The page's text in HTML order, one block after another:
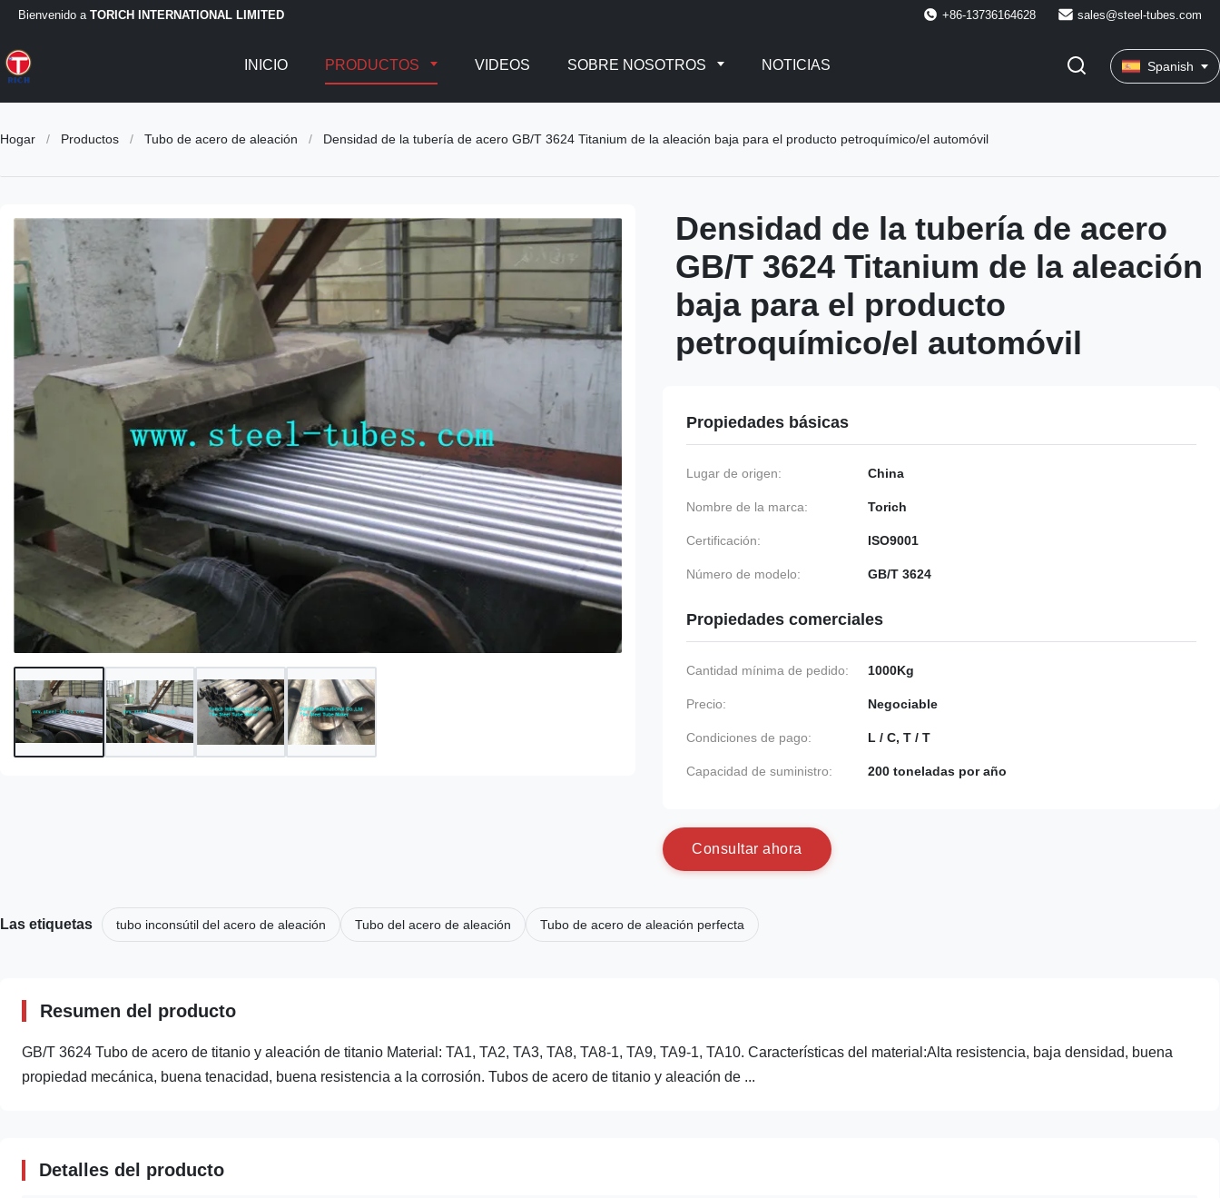
Bienvenido a TORICH INTERNATIONAL LIMITED +86-13736164628 sales@steel-tubes.com
INICIO PRODUCTOS VIDEOS SOBRE NOSOTROS NOTICIAS Spanish
Hogar / Productos / Tubo de acero de aleación / Densidad de la tubería de acero GB/T 3624 Titanium de la aleación baja para el producto petroquímico/el automóvil
Densidad de la tubería de acero
GB/T 3624 Titanium de la aleación
baja para el producto
petroquímico/el automóvil
Propiedades básicas
Lugar de origen: China
Nombre de la marca: Torich
Certificación: ISO9001
Número de modelo: GB/T 3624
Propiedades comerciales
Cantidad mínima de pedido: 1000Kg
Precio: Negociable
Condiciones de pago: L / C, T / T
Capacidad de suministro: 200 toneladas por año
Consu tar a hora
Las etiquetas tubo inconsútil del acero de aleación Tubo del acero de aleación Tubo de acero de aleación perfecta
Resumen del producto
GB/T 3624 Tubo de acero de titanio y aleación de titanio Material: TA1, TA2, TA3, TA8, TA8-1, TA9, TA9-1, TA10. Características del material:Alta resistencia, baja densidad, buena
propiedad mecánica, buena tenacidad, buena resistencia a la corrosión. Tubos de acero de titanio y aleación de ...
Detalles del producto